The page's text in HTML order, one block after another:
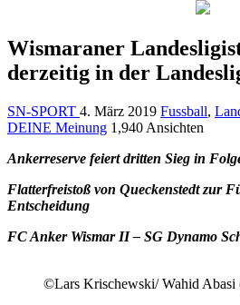
Wismaraner
derzeitig in der
SN-SPORT 4. März 2019 Fussball,
DEINE Meinung 1,940 Ansichten
Ankerreserve feiert dritten Sieg in
Flatterfreistoß von Queckenstedt zur
Entscheidung
FC Anker Wismar II – SG Dynamo
©Lars Krischewski/ Wahid Abasi